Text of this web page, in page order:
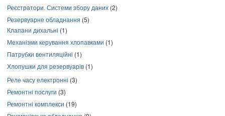
Реєстратори. Системи збору даних (2)
Резервуарне обладнання (5)
Клапани дихальні (1)
Механізми керування хлопавками (1)
Патрубки вентиляційні (1)
Хлопушки для резервуарів (1)
Реле часу електронні (3)
Ремонтні послуги (3)
Ремонтні комплекси (19)